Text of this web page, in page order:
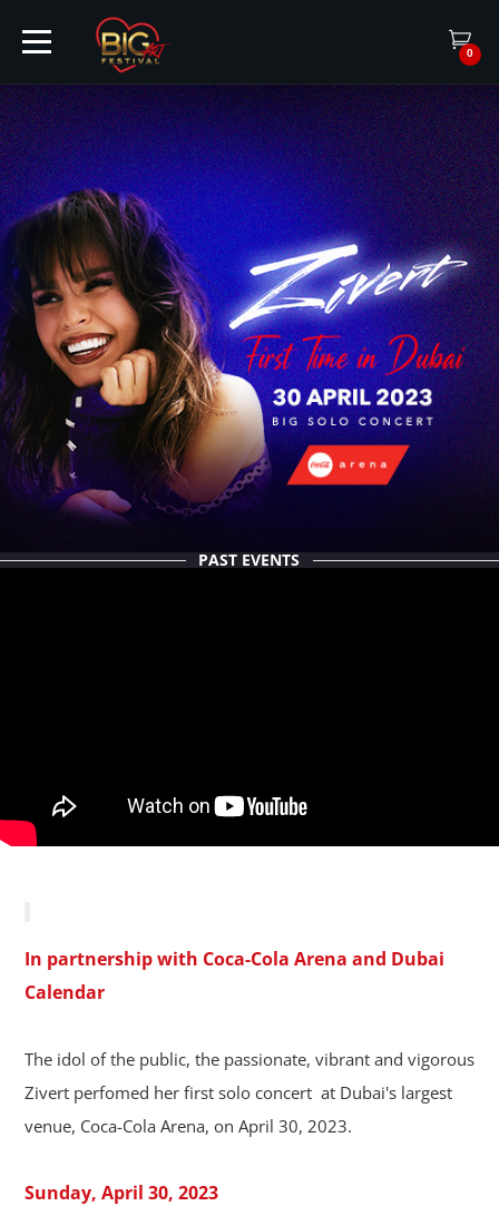
ГЛАВНАЯ
БИЛЕТЫ
АРТИСТЫ
ИВЕНТЫ
ПАРТНЕРЫ
О НАС
0
PAST EVENTS
In partnership with Coca-Cola Arena and Dubai
Calendar
The idol of the public, the passionate, vibrant and vigorous
Zivert perfomed her first solo concert at Dubai's largest
venue, Coca-Cola Arena, on April 30, 2023.
Sunday, April 30, 2023